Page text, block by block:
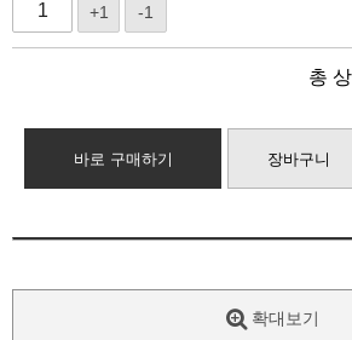
+1 -1
총
바로 구매하기 장바구니
확대보기